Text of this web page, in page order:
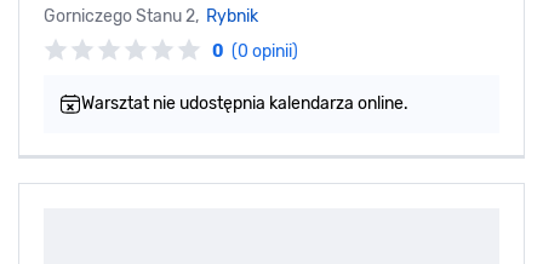
Gorniczego Stanu 2, Rybnik
0 (0 opinii)
Warsztat nie udostępnia kalendarza online.